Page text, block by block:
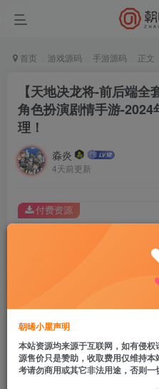
首页 游戏源码 手游源码 正文
【天地决龙将-前后端
角色扮演剧情手游-
理！
淼炎
4天前更新
此内容为付费资源，请付费后查
您当前未登录
付费资源
朝晞小屋声明
本站资源均来源于互联网，如有侵
源售价只是赞助，收取费用仅维持
考请勿商用或其它非法用途，否则一